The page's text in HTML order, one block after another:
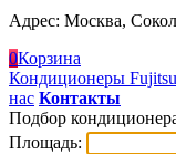
Адрес: Москва,
0Корзина
Кондиционеры Fujitsu
нас Контакты
Подбор
Площадь: